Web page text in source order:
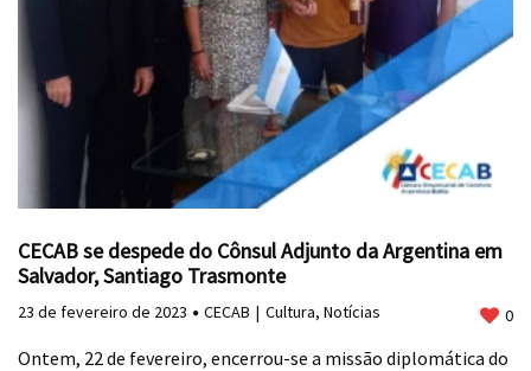
CECAB se despede do Cônsul Adjunto da Argentina em
Salvador, Santiago Trasmonte
23 de fevereiro de 2023 CECAB Cultura, Notícias 0
Ontem, 22 de fevereiro, encerrou-se a missão diplomática do